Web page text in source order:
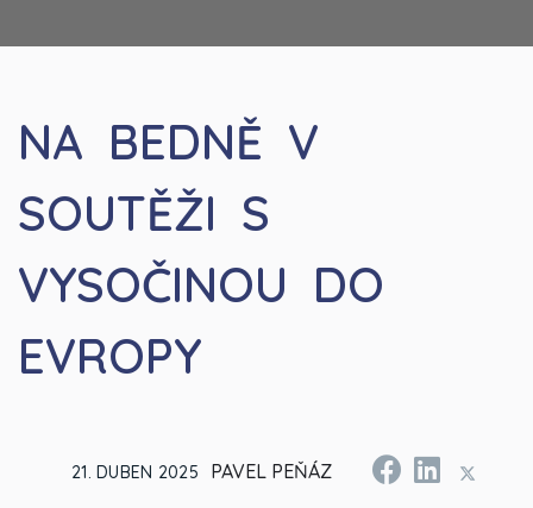
NA BEDNĚ V
SOUTĚŽI S
VYSOČINOU DO
EVROPY
PAVEL PEŇÁZ
21. DUBEN 2025